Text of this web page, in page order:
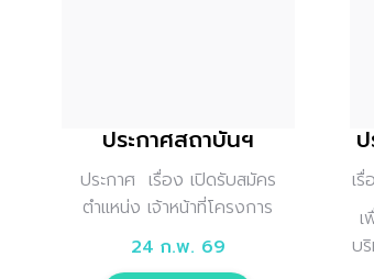
ประกาศสถาบันฯ
ประกาศ เรื่อง เปิดรับสมัคร
ตำแหน่งเจ้าหน้าที่โครงการ
24 ก.พ. 69
เ
เ
บ